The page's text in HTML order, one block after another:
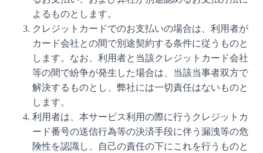
よるものとします。
クレジットカードでのお支払いの場合は、利用者が
カード会社との間で別途契約する条件に従うものと
します。なお、利用者と当該クレジットカード会社
等の間で紛争が発生した場合は、当該当事者双方で
解決するものとし、弊社には一切責任はないものと
します。
利用者は、本サービス利用の際に行うクレジットカ
ード番号の送信行為等の決済手段に伴う漏洩等の危
険性を認識し、自己の責任の下にこれを行うものと